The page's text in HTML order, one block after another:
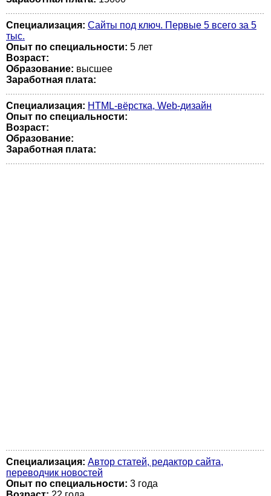
Специализация: Сайты под ключ. Первые 5 всего за 5
тыс.
Опыт по специальности: 5 лет
Возраст:
Образование: высшее
Заработная плата:
Специализация: HTML-вёрстка, Web-дизайн
Опыт по специальности:
Возраст:
Образование:
Заработная плата:
Специализация: Автор статей, редактор сайта,
переводчик новостей
Опыт по специальности: 3 года